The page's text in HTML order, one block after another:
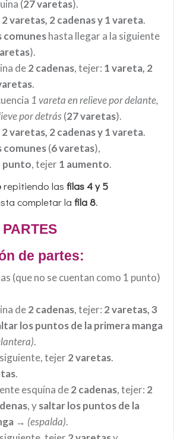
(27 varetas).
2 varetas, 2 cadenas y 1 vareta.
comuneshasta llegar a la siguiente
).
de2 cadenas, tejer: 1 vareta, 2
.
1 vareta en relieve por delante,
por detrás(27 varetas).
2 varetas, 2 cadenas y 1 vareta.
comunes(6 varetas),
punto, tejer1 aumento.
repitiendo las filas 4 y 5
completar la fila 8.
de partes:
(que no se cuentan como 1 punto)
de2 cadenas, tejer: 2 varetas, 3
los puntos de la primera manga
.
tejer2 varetas.
.
esquina de2 cadenas, tejer: 2
, ysaltar los puntos de la
→ (espalda).